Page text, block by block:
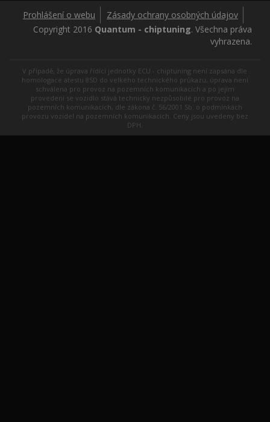
Prohlášení o webu
Zásady ochrany osobných údajov
Copyright 2016 Quantum - chiptuning. Všechna práva
vyhrazena.
V případě, že úprava řídící jednotky ECU - chiptuning není zapsána dle
homologace atestu 8SD do velkého technického průkazu, úprava není
schválena pro provoz na pozemních komunikacích a po jejím
provedení se vozidlo stává technicky nezpůsobilé pro provoz na
pozemních komunikacích, dle zákona č. 56/2001 Sb. o podmínkách
provozu vozidel na pozemních komunikacích. Ceny jsou uvedeny bez
DPH.